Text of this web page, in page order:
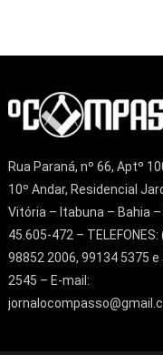
Rua Paraná, nº 66, Aptº
10º Andar, Residencial
Vitória – Itabuna – Bahia –
45.605-472 – TELEFONES:
98852 2006, 99134 5375 e
2545 – E-mail: